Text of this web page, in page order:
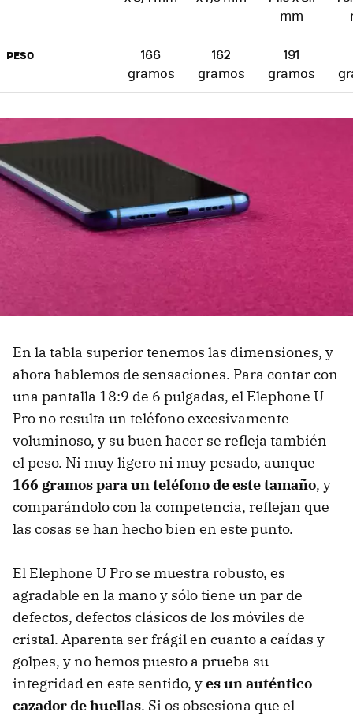
mm
PESO
166
gramos
162
gramos
191
gramos
En la tabla superior tenemos las dimensiones, y
ahora hablemos de sensaciones. Para contar con
una pantalla 18:9 de 6 pulgadas, el Elephone U
Pro no resulta un teléfono excesivamente
voluminoso, y su buen hacer se refleja también
el peso. Ni muy ligero ni muy pesado, aunque
166 gramos para un teléfono de este tamaño, y
comparándolo con la competencia, reflejan que
las cosas se han hecho bien en este punto.
El Elephone U Pro se muestra robusto, es
agradable en la mano y sólo tiene un par de
defectos, defectos clásicos de los móviles de
cristal. Aparenta ser frágil en cuanto a caídas y
golpes, y no hemos puesto a prueba su
integridad en este sentido, yes un auténtico
cazador de huellas. Si os obsesiona que el